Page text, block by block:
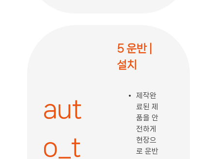
aut
o_t
5 운반 |
설치
제작완
료된 제
품을 안
전하게
현장으
로 운반